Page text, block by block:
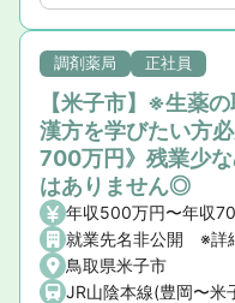
調剤薬局 正社員
【米子市】※生薬
漢方を学びたい方
700万円》残業少
はありません◎
年収500万円〜年収
就業先名非公開 ※詳
鳥取県米子市